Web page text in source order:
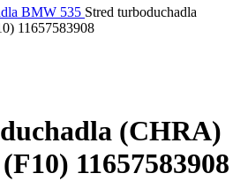
BMW 535 Stred turboduchadla
11657583908
(CHRA)
11657583908